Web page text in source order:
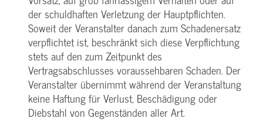
der schuldhaften Verletzung der Hauptpflichten.
Soweit der Veranstalter danach zum Schadenersatz
verpflichtet ist, beschränkt sich diese Verpflichtung
stets auf den zum Zeitpunkt des
Vertragsabschlusses voraussehbaren Schaden. Der
Veranstalter übernimmt während der Veranstaltung
keine Haftung für Verlust, Beschädigung oder
Diebstahl von Gegenständen aller Art.